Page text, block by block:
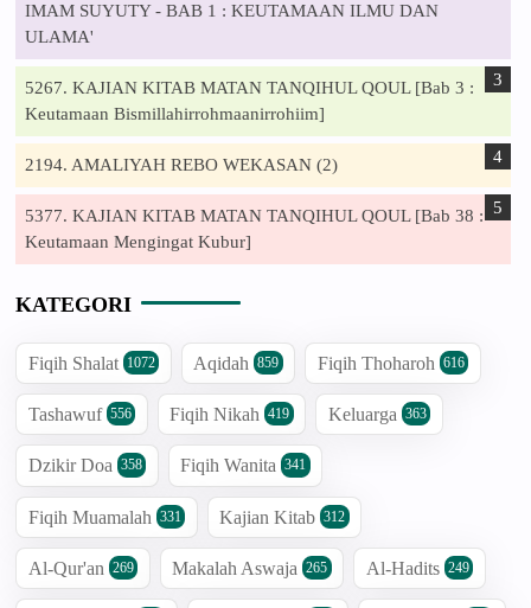
IMAM SUYUTY - BAB 1 : KEUTAMAAN ILMU DAN
ULAMA'
5267. KAJIAN KITAB MATAN TANQIHUL QOUL [Bab 3 :
Keutamaan Bismillahirrohmaanirrohiim]
2194. AMALIYAH REBO WEKASAN (2)
5377. KAJIAN KITAB MATAN TANQIHUL QOUL [Bab 38 :
Keutamaan Mengingat Kubur]
KATEGORI
Fiqih Shalat 1072 Aqidah 859 Fiqih Thoharoh 616
Tashawuf 556 Fiqih Nikah 419 Keluarga 363
Dzikir Doa 358 Fiqih Wanita 341
Fiqih Muamalah 331 Kajian Kitab 312
Al-Qur'an 269 Makalah Aswaja 265 Al-Hadits 249